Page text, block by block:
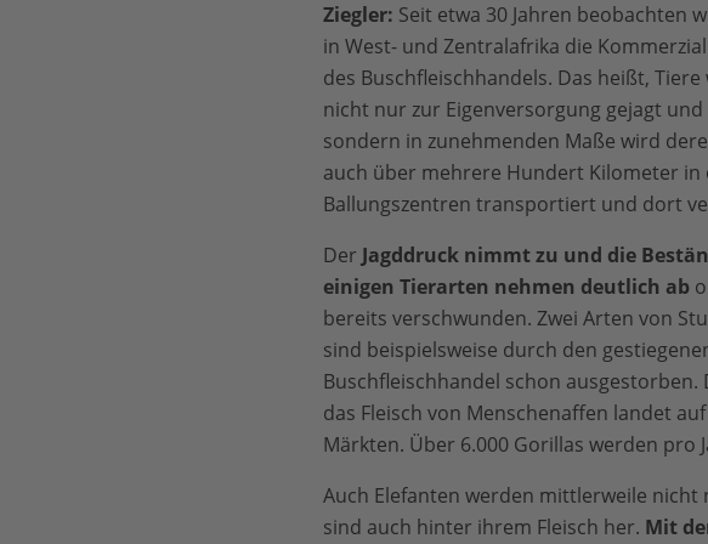
Ziegler: Seit etwa 30 Jahren beobachten
in West- und Zentralafrika die
des Buschfleischhandels. Das heißt, Tiere
nicht nur zur Eigenversorgung gejagt und
sondern in zunehmenden Maße wird
auch über mehrere Hundert Kilometer in
Ballungszentren transportiert und dort
Der Jagddruck nimmt zu und die
einigen Tierarten nehmen deutlich ab
bereits verschwunden. Zwei Arten von
sind beispielsweise durch den
Buschfleischhandel schon ausgestorben.
das Fleisch von Menschenaffen landet
Märkten. Über 6.000 Gorillas werden
Auch Elefanten werden mittlerweile nicht
sind auch hinter ihrem Fleisch her. Mit